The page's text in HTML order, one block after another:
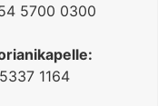
5700 0300
1164